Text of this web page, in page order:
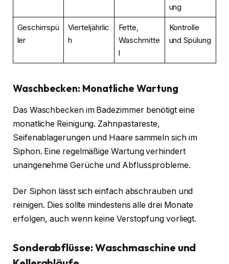
ung
Geschirrspü
ler
Vierteljährlic
h
Fette,
Waschmitte
l
Kontrolle
und Spülung
Waschbecken: Monatliche Wartung
Das Waschbecken im Badezimmer benötigt eine
monatliche Reinigung. Zahnpastareste,
Seifenablagerungen und Haare sammeln sich im
Siphon. Eine regelmäßige Wartung verhindert
unangenehme Gerüche und Abflussprobleme.
Der Siphon lässt sich einfach abschrauben und
reinigen. Dies sollte mindestens alle drei Monate
erfolgen, auch wenn keine Verstopfung vorliegt.
Sonderabflüsse: Waschmaschine und